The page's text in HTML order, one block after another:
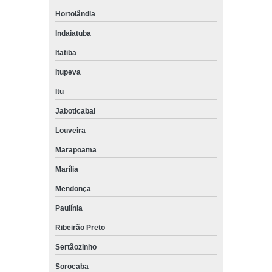
Hortolândia
Indaiatuba
Itatiba
Itupeva
Itu
Jaboticabal
Louveira
Marapoama
Marília
Mendonça
Paulínia
Ribeirão Preto
Sertãozinho
Sorocaba